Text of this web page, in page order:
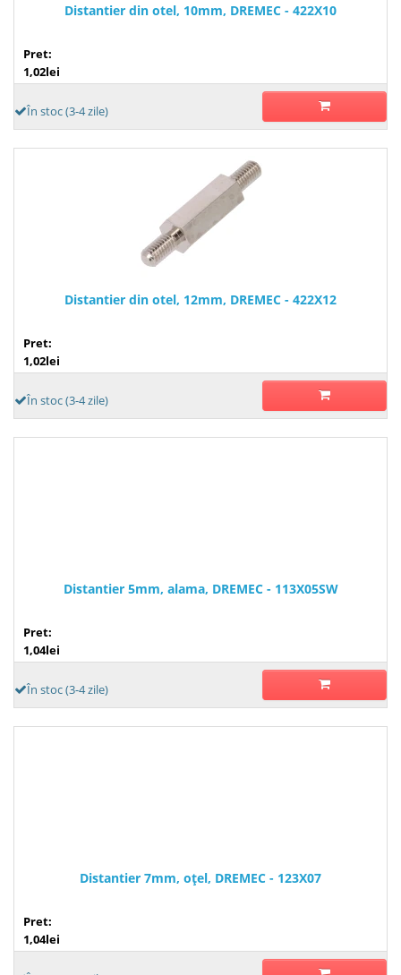
Distantier din otel, 10mm, DREMEC - 422X10
Pret:
1,02lei
În stoc (3-4 zile)
Distantier din otel, 12mm, DREMEC - 422X12
Pret:
1,02lei
În stoc (3-4 zile)
Distantier 5mm, alama, DREMEC - 113X05SW
Pret:
1,04lei
În stoc (3-4 zile)
Distantier 7mm, oţel, DREMEC - 123X07
Pret:
1,04lei